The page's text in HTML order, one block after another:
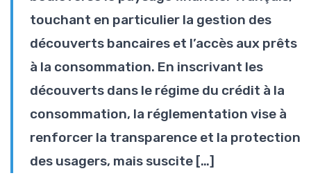
touchant en particulier la gestion des
découverts bancaires et l’accès aux prêts
à la consommation. En inscrivant les
découverts dans le régime du crédit à la
consommation, la réglementation vise à
renforcer la transparence et la protection
des usagers, mais suscite […]